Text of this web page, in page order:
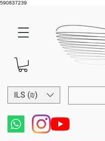
590837239
ILS (₪)